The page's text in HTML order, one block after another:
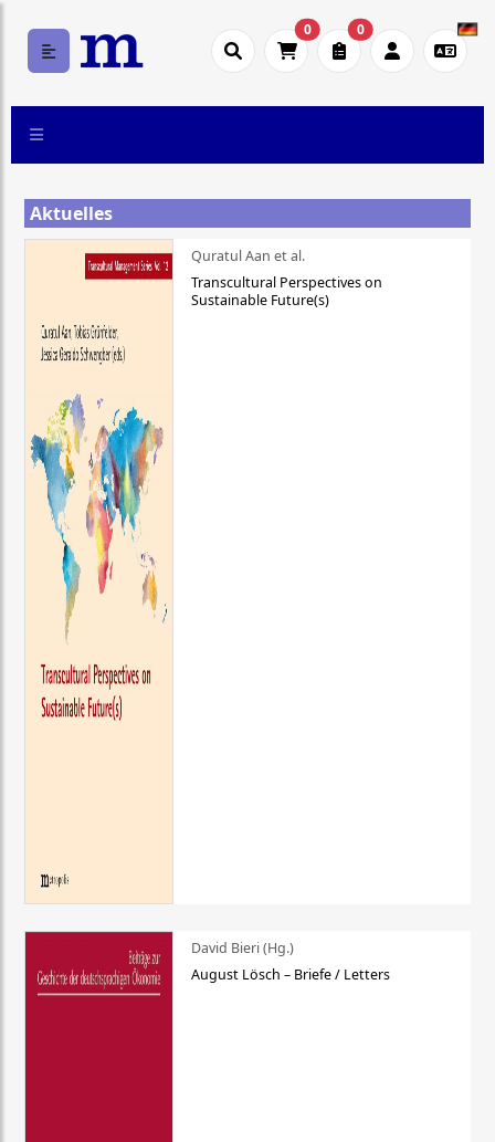
0 0
Aktuelles
Quratul Aan et al.
Transcultural Perspectives on
Sustainable Future(s)
David Bieri (Hg.)
August Lösch – Briefe / Letters